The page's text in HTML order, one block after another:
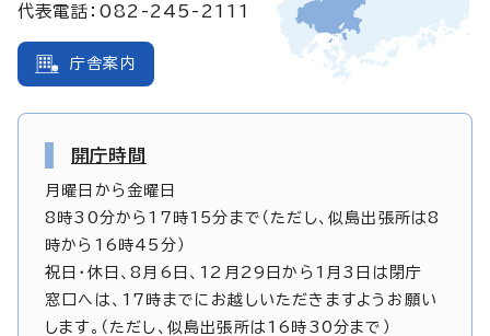
代表電話：082-245-2111
庁舎案内
開庁時間
月曜日から金曜日
8時30分から17時15分まで（ただし、似島出張所は8
時から16時45分）
祝日・休日、8月6日、12月29日から1月3日は閉庁
窓口へは、17時までにお越しいただきますようお願い
します。（ただし、似島出張所は16時30分まで）